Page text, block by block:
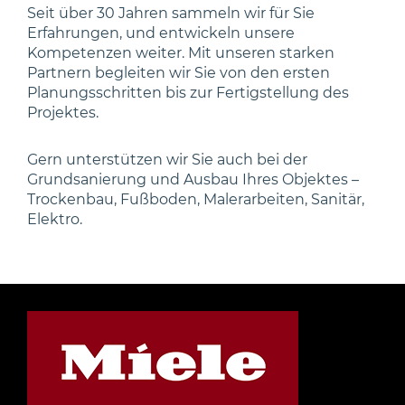
Seit über 30 Jahren sammeln wir für Sie
Erfahrungen, und entwickeln unsere
Kompetenzen weiter. Mit unseren starken
Partnern begleiten wir Sie von den ersten
Planungsschritten bis zur Fertigstellung des
Projektes.
Gern unterstützen wir Sie auch bei der
Grundsanierung und Ausbau Ihres Objektes –
Trockenbau, Fußboden, Malerarbeiten, Sanitär,
Elektro.